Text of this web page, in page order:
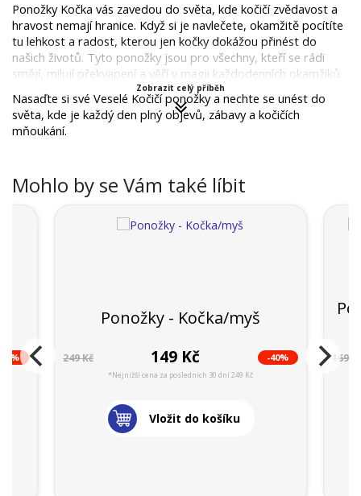
Ponožky Kočka vás zavedou do světa, kde kočičí zvědavost a
hravost nemají hranice. Když si je navlečete, okamžitě pocítíte
tu lehkost a radost, kterou jen kočky dokážou přinést do
našich životů. Tyto ponožky jsou pro všechny, kteří se rádi
smějí, milují překvapení a věří v magii každodenních okamžiků.
Nasaďte si své Veselé Kočičí ponožky a nechte se unést do
světa, kde je každý den plný objevů, zábavy a kočičích
mňoukání.
Zobrazit celý příběh
Mohlo by se Vám také líbit
Ponožky - Kočka/myš
249 Kč 149 Kč -40%
*Nejnižší cena za posledních 30 dní 249 Kč
Vložit do košíku
169